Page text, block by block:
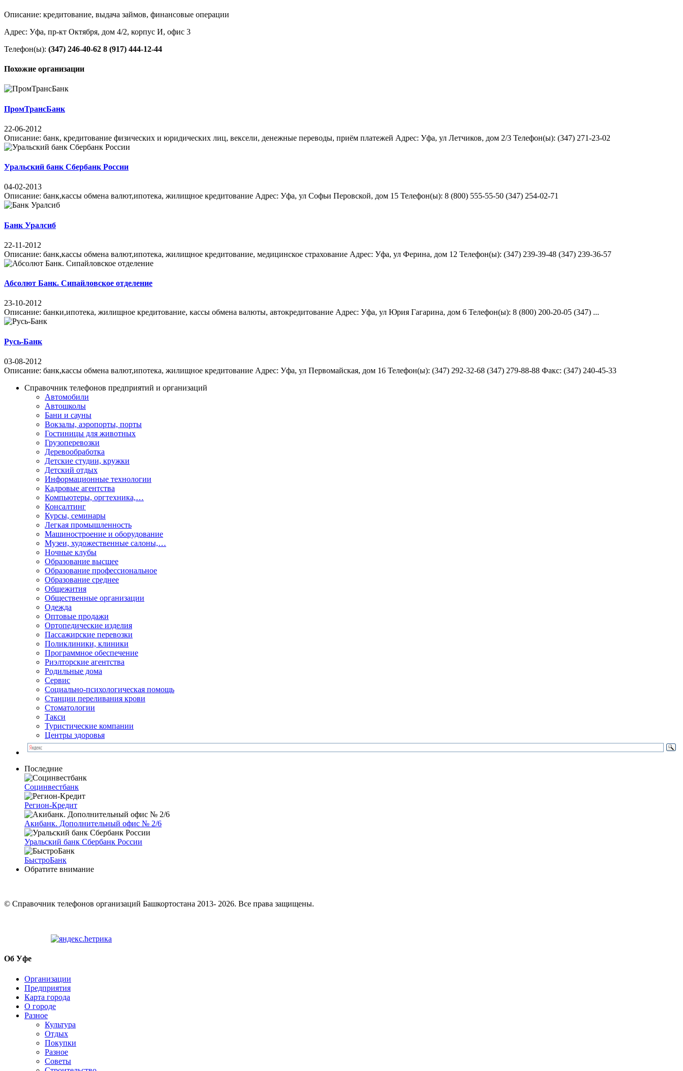
Описание: кредитование, выдача займов, финансовые операции
Адрес: Уфа, пр-кт Октября, дом 4/2, корпус И, офис 3
Телефон(ы): (347) 246-40-62 8 (917) 444-12-44
Похожие организации
ПромТрансБанк
22-06-2012
Описание: банк, кредитование физических и юридических лиц, вексели, денежные переводы, приём платежей Адрес: Уфа, ул Летчиков, дом 2/3 Телефон(ы): (347) 271-23-02
Уральский банк Сбербанк России
04-02-2013
Описание: банк,кассы обмена валют,ипотека, жилищное кредитование Адрес: Уфа, ул Софьи Перовской, дом 15 Телефон(ы): 8 (800) 555-55-50 (347) 254-02-71
Банк Уралсиб
22-11-2012
Описание: банк,кассы обмена валют,ипотека, жилищное кредитование, медицинское страхование Адрес: Уфа, ул Ферина, дом 12 Телефон(ы): (347) 239-39-48 (347) 239-36-57
Абсолют Банк. Сипайловское отделение
23-10-2012
Описание: банки,ипотека, жилищное кредитование, кассы обмена валюты, автокредитование Адрес: Уфа, ул Юрия Гагарина, дом 6 Телефон(ы): 8 (800) 200-20-05 (347) ...
Русь-Банк
03-08-2012
Описание: банк,кассы обмена валют,ипотека, жилищное кредитование Адрес: Уфа, ул Первомайская, дом 16 Телефон(ы): (347) 292-32-68 (347) 279-88-88 Факс: (347) 240-45-33
Справочник телефонов предприятий и организаций
Автомобили
Автошколы
Бани и сауны
Вокзалы, аэропорты, порты
Гостиницы для животных
Грузоперевозки
Деревообработка
Детские студии, кружки
Детский отдых
Информационные технологии
Кадровые агентства
Компьютеры, оргтехника,…
Консалтинг
Курсы, семинары
Легкая промышленность
Машиностроение и оборудование
Музеи, художественные салоны,…
Ночные клубы
Образование высшее
Образование профессиональное
Образование среднее
Общежития
Общественные организации
Одежда
Оптовые продажи
Ортопедические изделия
Пассажирские перевозки
Поликлиники, клиники
Программное обеспечение
Риэлторские агентства
Родильные дома
Сервис
Социально-психологическая помощь
Станции переливания крови
Стоматологии
Такси
Туристические компании
Центры здоровья
Последние
Социнвестбанк
Регион-Кредит
Акибанк. Дополнительный офис № 2/6
Уральский банк Сбербанк России
БыстроБанк
Обратите внимание
© Cправочник телефонов организаций Башкортостана 2013- 2026. Все права защищены.
Об Уфе
Организации
Предприятия
Карта города
О городе
Разное
Культура
Отдых
Покупки
Разное
Советы